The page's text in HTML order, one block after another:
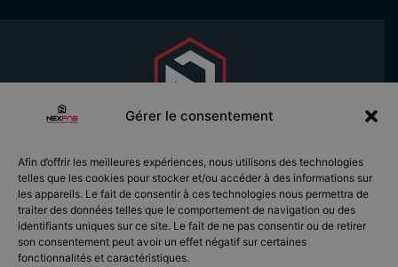
Gérer le consentement
Afin d’offrir les meilleures expériences, nous utilisons des technologies
telles que les cookies pour stocker et/ou accéder à des informations sur
les appareils. Le fait de consentir à ces technologies nous permettra de
traiter des données telles que le comportement de navigation ou des
identifiants uniques sur ce site. Le fait de ne pas consentir ou de retirer
son consentement peut avoir un effet négatif sur certaines
fonctionnalités et caractéristiques.
EXPERTISE EN
PRÉFABRICATION
PROJETS
À PROPOS
SOLUTIONS
FERMES DE TOIT
POUTRELLES
MURS
SOUMISSION
CONTACT